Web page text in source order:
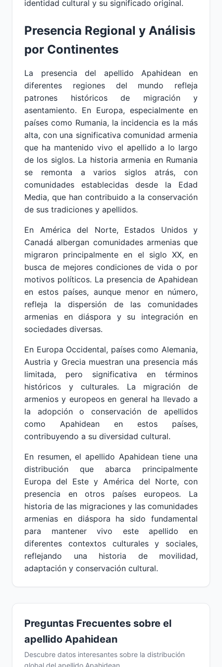
identidad cultural y su significado original.
Presencia Regional y Análisis
por Continentes
La presencia del apellido Apahidean en
diferentes regiones del mundo refleja
patrones históricos de migración y
asentamiento. En Europa, especialmente en
países como Rumania, la incidencia es la más
alta, con una significativa comunidad armenia
que ha mantenido vivo el apellido a lo largo
de los siglos. La historia armenia en Rumania
se remonta a varios siglos atrás, con
comunidades establecidas desde la Edad
Media, que han contribuido a la conservación
de sus tradiciones y apellidos.
En América del Norte, Estados Unidos y
Canadá albergan comunidades armenias que
migraron principalmente en el siglo XX, en
busca de mejores condiciones de vida o por
motivos políticos. La presencia de Apahidean
en estos países, aunque menor en número,
refleja la dispersión de las comunidades
armenias en diáspora y su integración en
sociedades diversas.
En Europa Occidental, países como Alemania,
Austria y Grecia muestran una presencia más
limitada, pero significativa en términos
históricos y culturales. La migración de
armenios y europeos en general ha llevado a
la adopción o conservación de apellidos
como Apahidean en estos países,
contribuyendo a su diversidad cultural.
En resumen, el apellido Apahidean tiene una
distribución que abarca principalmente
Europa del Este y América del Norte, con
presencia en otros países europeos. La
historia de las migraciones y las comunidades
armenias en diáspora ha sido fundamental
para mantener vivo este apellido en
diferentes contextos culturales y sociales,
reflejando una historia de movilidad,
adaptación y conservación cultural.
Preguntas Frecuentes sobre el
apellido Apahidean
Descubre datos interesantes sobre la distribución
global del apellido Apahidean